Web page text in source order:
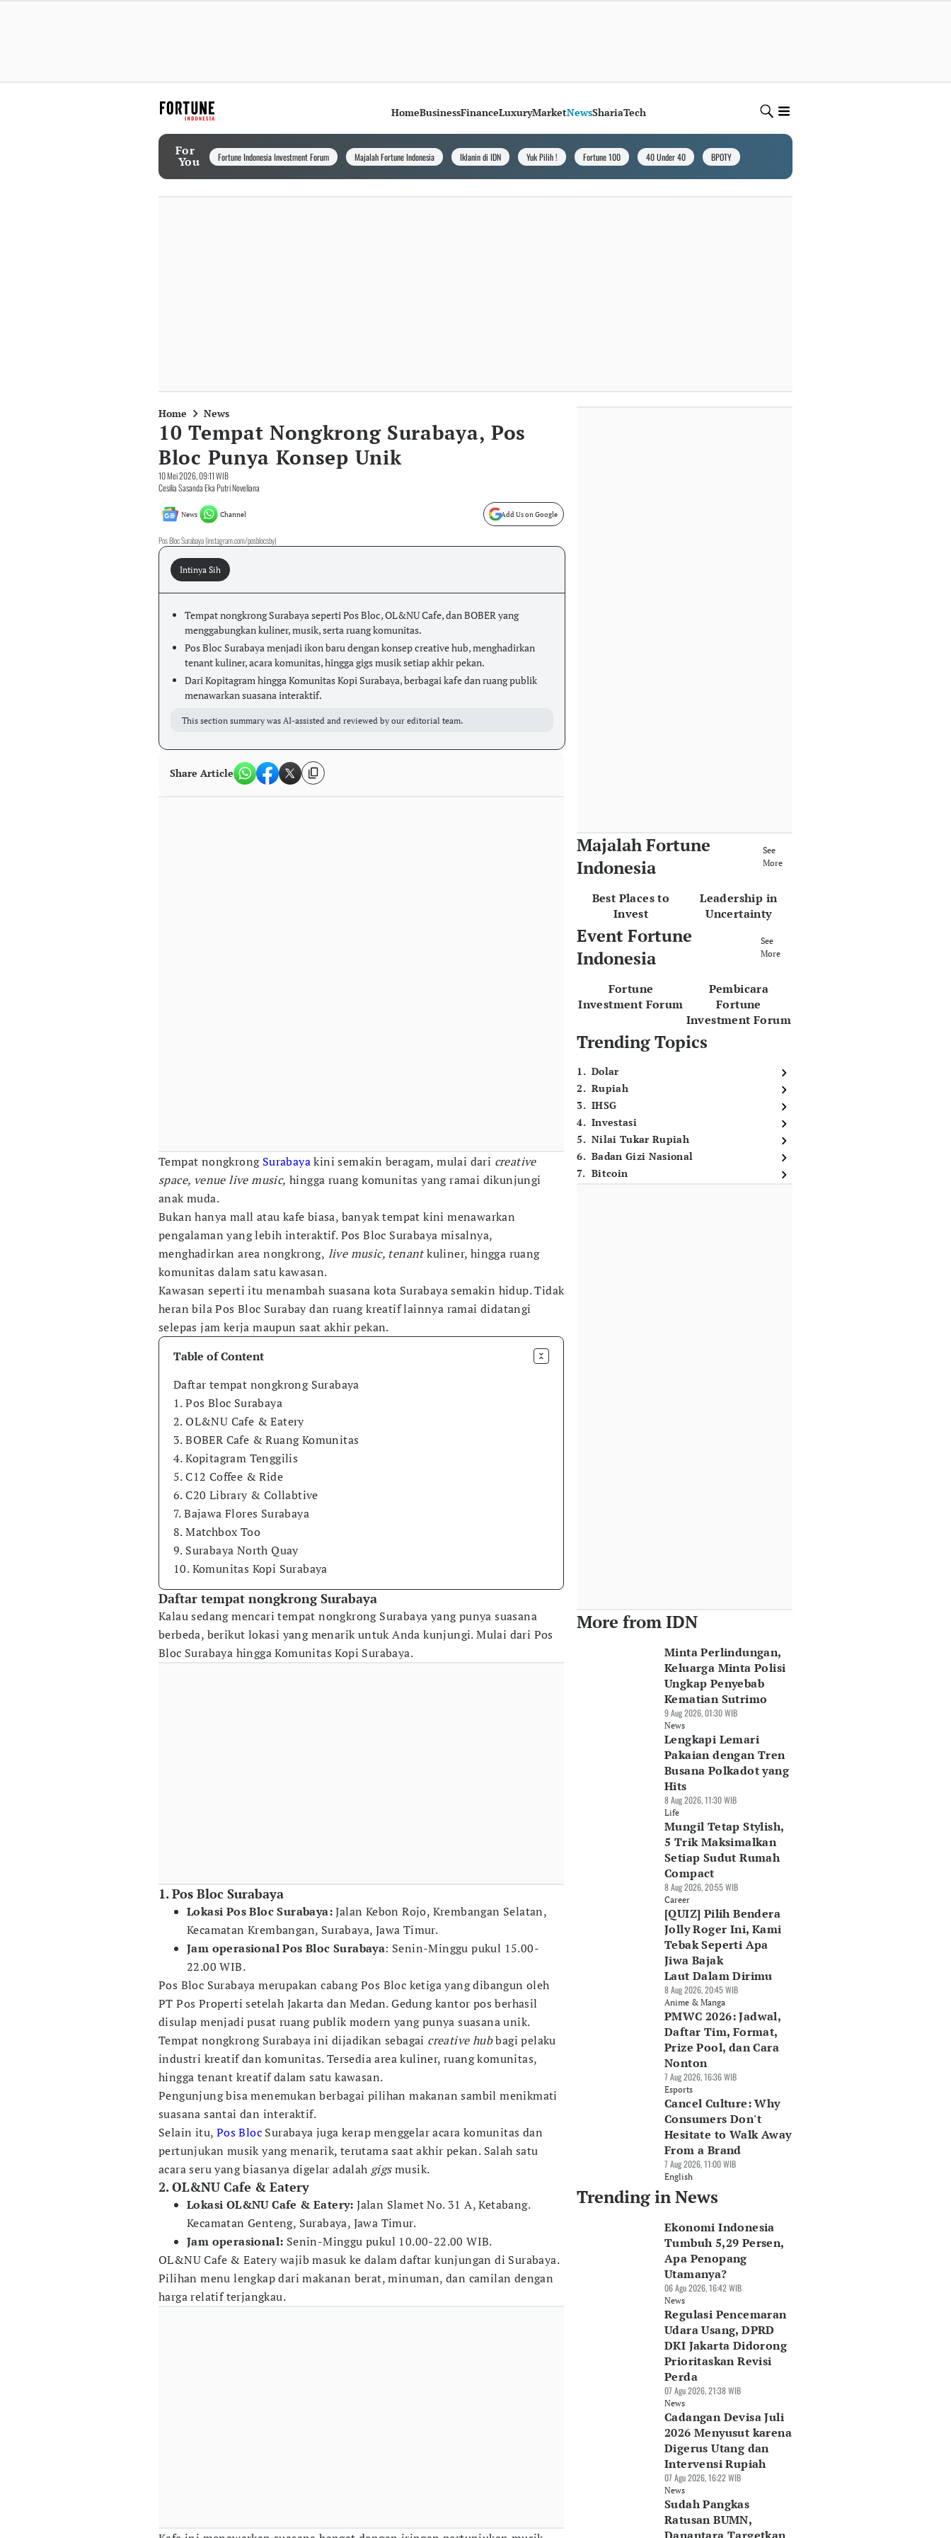
HomeBusinessFinanceLuxuryMarketNewsShariaTech
For
You Fortune Indonesia Investment Forum Majalah Fortune Indonesia Iklanin di IDN Yuk Pilih ! Fortune 100 40 Under 40 BPOTY
Home News
10 Tempat Nongkrong Surabaya, Pos
Bloc Punya Konsep Unik
10 Mei 2026, 09:11 WIB
Cesilia Sasanda Eka Putri Noveliana
News Channel Add Us on Google
Pos Bloc Surabaya (instagram.com/posblocsby)
Intinya Sih
Tempat nongkrong Surabaya seperti Pos Bloc, OL&NU Cafe, dan BOBER yang
menggabungkan kuliner, musik, serta ruang komunitas.
Pos Bloc Surabaya menjadi ikon baru dengan konsep creative hub, menghadirkan
tenant kuliner, acara komunitas, hingga gigs musik setiap akhir pekan.
Dari Kopitagram hingga Komunitas Kopi Surabaya, berbagai kafe dan ruang publik
menawarkan suasana interaktif.
This section summary was AI-assisted and reviewed by our editorial team.
Share Article
Tempat nongkrong Surabayakini semakin beragam, mulai dari creative
space, venue live music, hingga ruang komunitas yang ramai dikunjungi
anak muda.
Bukan hanya mall atau kafe biasa, banyak tempat kini menawarkan
pengalaman yang lebih interaktif. Pos Bloc Surabaya misalnya,
menghadirkan area nongkrong, live music, tenantkuliner, hingga ruang
komunitas dalam satu kawasan.
Kawasan seperti itu menambah suasana kota Surabaya semakin hidup. Tidak
heran bila Pos Bloc Surabay dan ruang kreatif lainnya ramai didatangi
selepas jam kerja maupun saat akhir pekan.
Table of Content
Daftar tempat nongkrong Surabaya
1. Pos Bloc Surabaya
2. OL&NU Cafe & Eatery
3. BOBER Cafe & Ruang Komunitas
4. Kopitagram Tenggilis
5. C12 Coffee & Ride
6. C20 Library & Collabtive
7. Bajawa Flores Surabaya
8. Matchbox Too
9. Surabaya North Quay
10. Komunitas Kopi Surabaya
Daftar tempat nongkrong Surabaya
Kalau sedang mencari tempat nongkrong Surabaya yang punya suasana
berbeda, berikut lokasi yang menarik untuk Anda kunjungi. Mulai dari Pos
Bloc Surabaya hingga Komunitas Kopi Surabaya.
1. Pos Bloc Surabaya
Lokasi Pos Bloc Surabaya:Jalan Kebon Rojo, Krembangan Selatan,
Kecamatan Krembangan, Surabaya, Jawa Timur.
Jam operasional Pos Bloc Surabaya: Senin-Minggu pukul 15.00-
22.00 WIB.
Pos Bloc Surabaya merupakan cabang Pos Bloc ketiga yang dibangun oleh
PT Pos Properti setelah Jakarta dan Medan. Gedung kantor pos berhasil
disulap menjadi pusat ruang publik modern yang punya suasana unik.
Tempat nongkrong Surabaya ini dijadikan sebagai creative hubbagi pelaku
industri kreatif dan komunitas. Tersedia area kuliner, ruang komunitas,
hingga tenant kreatif dalam satu kawasan.
Pengunjung bisa menemukan berbagai pilihan makanan sambil menikmati
suasana santai dan interaktif.
Selain itu, Pos Bloc Surabaya juga kerap menggelar acara komunitas dan
pertunjukan musik yang menarik, terutama saat akhir pekan. Salah satu
acara seru yang biasanya digelar adalah gigsmusik.
2. OL&NU Cafe & Eatery
Lokasi OL&NU Cafe & Eatery:Jalan Slamet No. 31 A, Ketabang.
Kecamatan Genteng, Surabaya, Jawa Timur.
Jam operasional: Senin-Minggu pukul 10.00-22.00 WIB.
OL&NU Cafe & Eatery wajib masuk ke dalam daftar kunjungan di Surabaya.
Pilihan menu lengkap dari makanan berat, minuman, dan camilan dengan
harga relatif terjangkau.
Majalah Fortune
Indonesia
See
More
Best Places to
Invest
Leadership in
Uncertainty
Event Fortune
Indonesia
See
More
Fortune
Investment Forum
Pembicara
Fortune
Investment Forum
Trending Topics
1. Dolar
2. Rupiah
3. IHSG
4. Investasi
5. Nilai Tukar Rupiah
6. Badan Gizi Nasional
7. Bitcoin
More from IDN
Minta Perlindungan,
Keluarga Minta Polisi
Ungkap Penyebab
Kematian Sutrimo
9 Aug 2026, 01:30 WIB
News
Lengkapi Lemari
Pakaian dengan Tren
Busana Polkadot yang
Hits
8 Aug 2026, 11:30 WIB
Life
Mungil Tetap Stylish,
5 Trik Maksimalkan
Setiap Sudut Rumah
Compact
8 Aug 2026, 20:55 WIB
Career
[QUIZ] Pilih Bendera
Jolly Roger Ini, Kami
Tebak Seperti Apa
Jiwa Bajak
Laut Dalam Dirimu
8 Aug 2026, 20:45 WIB
Anime & Manga
PMWC 2026: Jadwal,
Daftar Tim, Format,
Prize Pool, dan Cara
Nonton
7 Aug 2026, 16:36 WIB
Esports
Cancel Culture: Why
Consumers Don't
Hesitate to Walk Away
From a Brand
7 Aug 2026, 11:00 WIB
English
Trending in News
Ekonomi Indonesia
Tumbuh 5,29 Persen,
Apa Penopang
Utamanya?
06 Agu 2026, 16:42 WIB
News
Regulasi Pencemaran
Udara Usang, DPRD
DKI Jakarta Didorong
Prioritaskan Revisi
Perda
07 Agu 2026, 21:38 WIB
News
Cadangan Devisa Juli
2026 Menyusut karena
Digerus Utang dan
Intervensi Rupiah
07 Agu 2026, 16:22 WIB
News
Sudah Pangkas
Ratusan BUMN,